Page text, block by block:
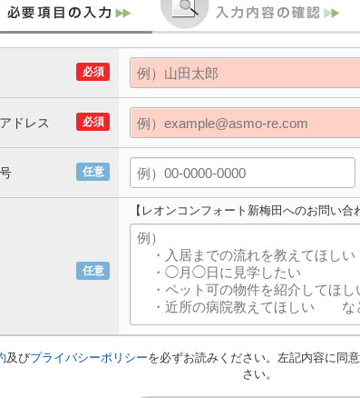
必須
必須
ドレス
任意
任意
【レオンコンフォート新梅田へのお問い合
及びプライバシーポリシーを必ずお読みください。左記内容に同
さい。